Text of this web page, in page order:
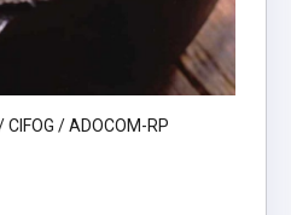
/ ADOCOM-RP